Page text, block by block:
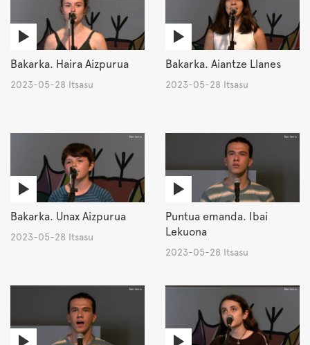
Bakarka. Haira Aizpurua
2023-05-28 Itsasu
Bakarka. Aiantze Llanes
2023-05-28 Itsasu
Bakarka. Unax Aizpurua
2023-05-28 Itsasu
Puntua emanda. Ibai
Lekuona
2023-05-28 Itsasu